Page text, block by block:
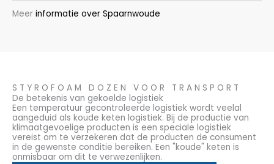
Meer informatie over Spaarnwoude
STYROFOAM DOZEN VOOR TRANSPORT
De betekenis van gekoelde logistiek
Een temperatuur gecontroleerde logistiek wordt veelal
aangeduid als koude keten logistiek. Bij de productie van
klimaatgevoelige producten is een speciale logistiek
vereist om te verzekeren dat de producten de consument
in de gewenste conditie bereiken. Een "koude" keten is
onmisbaar om dit te verwezenlijken.